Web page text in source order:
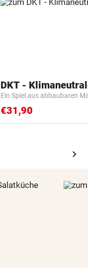
Ein Spiel aus abbaubaren
€31,90
chevron_right